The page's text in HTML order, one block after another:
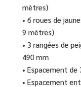
mètres)
• 6 roues de
9 mètres)
• 3 rangées de
490 mm
• Espacement
• Espacement